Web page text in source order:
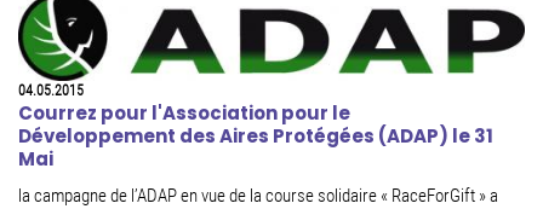
04.05.2015
Courrez pour l'Association pour le
Développement des Aires Protégées (ADAP) le 31
Mai
la campagne de l’ADAP en vue de la course solidaire « RaceForGift » a